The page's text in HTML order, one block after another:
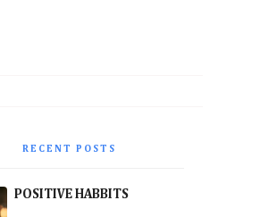
RECENT POSTS
POSITIVE HABBITS